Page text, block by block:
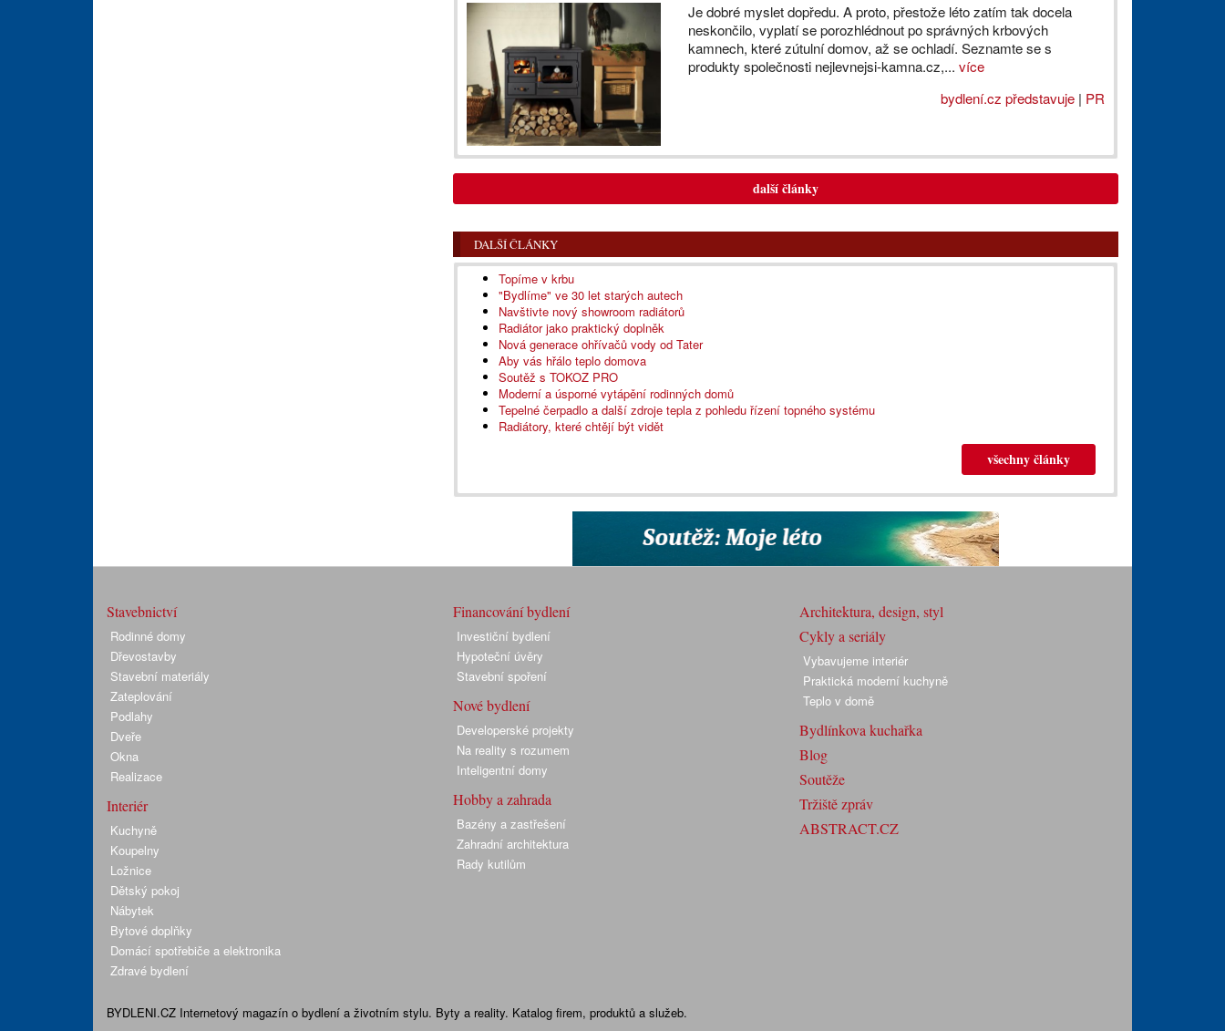
Je dobré myslet dopředu. A proto, přestože léto zatím tak docela
neskončilo, vyplatí se porozhlédnout po správných krbových
kamnech, které zútulní domov, až se ochladí. Seznamte se s
produkty společnosti nejlevnejsi-kamna.cz,...více
bydlení.cz představuje| PR
další články
DALŠÍ ČLÁNKY
Topíme v krbu
"Bydlíme" ve 30 let starých autech
Navštivte nový showroom radiátorů
Radiátor jako praktický doplněk
Nová generace ohřívačů vody od Tater
Aby vás hřálo teplo domova
Soutěž s TOKOZ PRO
Moderní a úsporné vytápění rodinných domů
Tepelné čerpadlo a další zdroje tepla z pohledu řízení topného systému
Radiátory, které chtějí být vidět
všechny články
Stavebnictví
Rodinné domy
Dřevostavby
Stavební materiály
Zateplování
Podlahy
Dveře
Okna
Realizace
Interiér
Kuchyně
Koupelny
Ložnice
Dětský pokoj
Nábytek
Bytové doplňky
Domácí spotřebiče a elektronika
Zdravé bydlení
Financování bydlení
Investiční bydlení
Hypoteční úvěry
Stavební spoření
Nové bydlení
Developerské projekty
Na reality s rozumem
Inteligentní domy
Hobby a zahrada
Bazény a zastřešení
Zahradní architektura
Rady kutilům
Architektura, design, styl
Cykly a seriály
Vybavujeme interiér
Praktická moderní kuchyně
Teplo v domě
Bydlínkova kuchařka
Blog
Soutěže
Tržiště zpráv
ABSTRACT.CZ
BYDLENI.CZ Internetový magazín o bydlení a životním stylu. Byty a reality. Katalog firem, produktů a služeb.